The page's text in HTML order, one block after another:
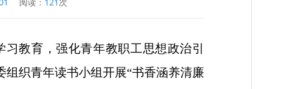
教育，强化青年教职工思想政治引
织青年读书小组开展“书香涵养清廉